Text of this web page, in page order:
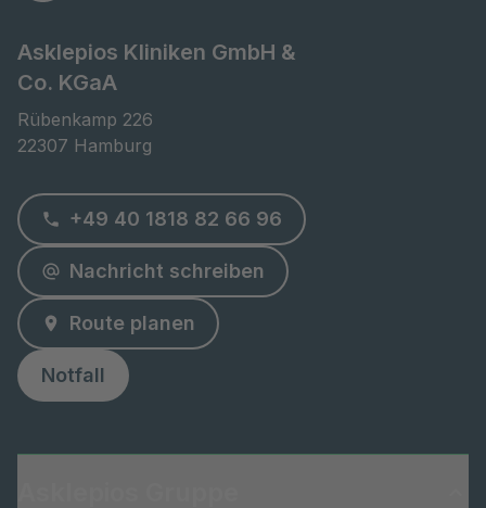
Asklepios Kliniken GmbH &
Co. KGaA
Rübenkamp 226
22307 Hamburg
+49 40 1818 82 66 96
Nachricht schreiben
Route planen
Notfall